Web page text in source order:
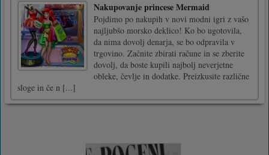
Nakupovanje princese Mermaid
Pojdimo po nakupih v novi modni igri z vašo
najljubšo morsko deklico! Ko bo ugotovila,
da nima dovolj denarja, se bo odpravila v
trgovino. Začnite zbirati račune in se zberite
dovolj, da boste kupili najbolj neverjetne
obleke, čevlje in dodatke. Preizkusite različne
sloge in če n [...]